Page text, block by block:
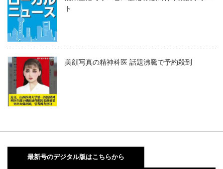
ト
美顔写真の精神科医 話題沸騰で予約殺到
最新号のデジタル版はこちらから